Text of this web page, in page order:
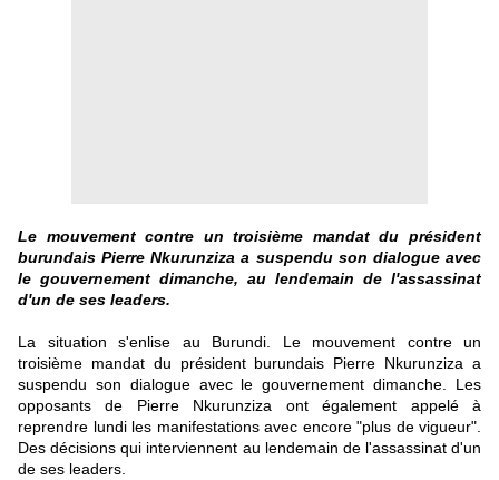
Le mouvement contre un troisième mandat du président
burundais Pierre Nkurunziza a suspendu son dialogue avec
le gouvernement dimanche, au lendemain de l'assassinat
d'un de ses leaders.
La situation s'enlise au Burundi. Le mouvement contre un
troisième mandatdu président burundais Pierre Nkurunziza a
suspendu son dialogue avec le gouvernement dimanche. Les
opposants de Pierre Nkurunziza ont également appelé à
reprendre lundi les manifestations avec encore "plus de vigueur".
Des décisions qui interviennent au lendemain de l'assassinat d'un
de ses leaders.